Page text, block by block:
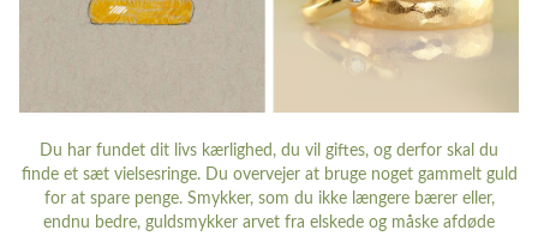
Du har fundet dit livs kærlighed, du vil giftes, og derfor skal du
finde et sæt vielsesringe. Du overvejer at bruge noget gammelt guld
for at spare penge. Smykker, som du ikke længere bærer eller,
endnu bedre, guldsmykker arvet fra elskede og måske afdøde